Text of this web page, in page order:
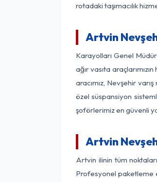
rotadaki taşımacılık
Artvin
Karayolları Genel
ağır vasıta
aracımız, Nevşehir
özel süspansiyon
şoförlerimiz en güvenli
Artvin
Artvin ilinin tüm
Profesyonel paketleme